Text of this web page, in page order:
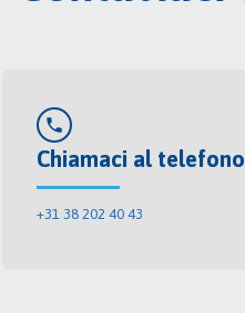
phone
Chiamaci al telefono
+31 38 202 40 43